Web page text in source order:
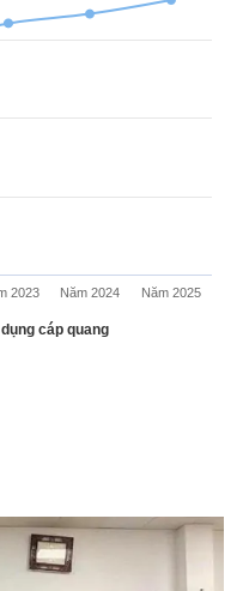
cáp quang
2023 Năm 2024 Năm 2025